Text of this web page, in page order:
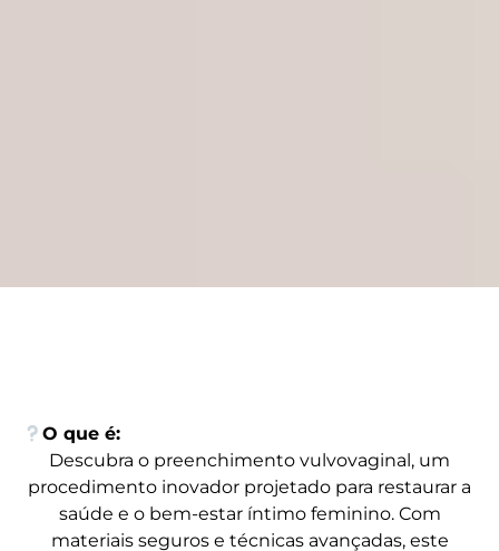
O que é:
Descubra o preenchimento vulvovaginal, um
procedimento inovador projetado para restaurar a
saúde e o bem-estar íntimo feminino. Com
materiais seguros e técnicas avançadas, este